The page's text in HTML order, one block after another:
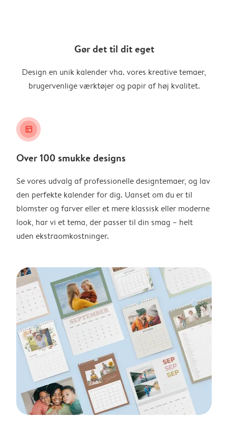
Gør det til dit eget
Design en unik kalender vha. vores kreative temaer,
brugervenlige værktøjer og papir af høj kvalitet.
layout_alt
Over 100 smukke designs
Se vores udvalg af professionelle designtemaer, og lav
den perfekte kalender for dig. Uanset om du er til
blomster og farver eller et mere klassisk eller moderne
look, har vi et tema, der passer til din smag – helt
uden ekstraomkostninger.